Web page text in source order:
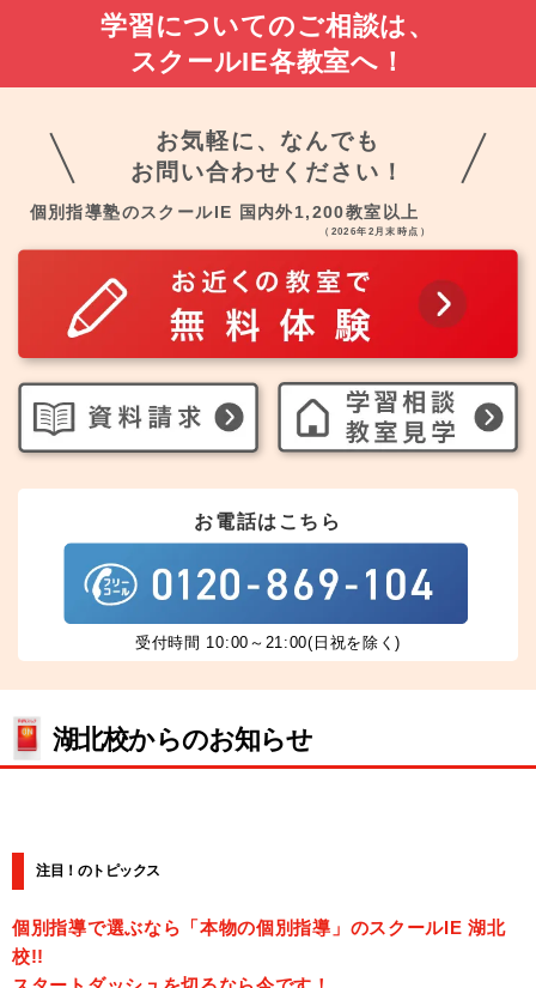
学習についてのご相談は、
スクールIE各教室へ！
お気軽に、なんでも
お問い合わせください！
個別指導塾のスクールIE 国内外1,200教室以上
（2026年2月末時点）
お電話はこちら
受付時間 10:00～21:00(日祝を除く)
湖北校からのお知らせ
注目！のトピックス
個別指導で選ぶなら「本物の個別指導」のスクールIE 湖北
校!!